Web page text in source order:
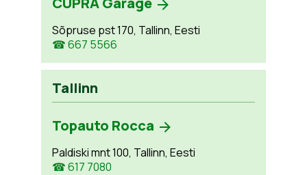
Sõpruse pst 170, Tallinn, Eesti
☎ 667 5566
Tallinn
Topauto Rocca
Paldiski mnt 100, Tallinn, Eesti
☎ 617 7080